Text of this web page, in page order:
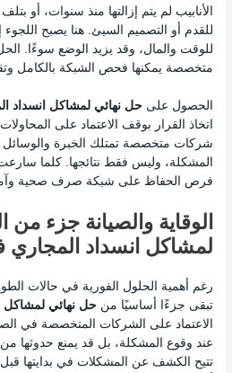
الأنابيب لم يتم إزالتها منذ سنوات، أو
للقدم أو التصميم السيئ. هنا يصبح
للوقت والمال، وقد يزيد الوضع سوءًا.
متخصصة يمكنها فحص الشبكة بالكامل
الحصول علىحل نهائي لمشاكل انسداد
اتخاذ القرار بوقف الاعتماد على
شركات متخصصة تمتلك الخبرة والوسائل
المشكلة، وليس فقط نتائجها. كلما
فرص الحفاظ على شبكة صرف صحية
الوقاية والصيانة جزء من
لمشاكل انسداد المجاري
رغم أهمية الحلول الفورية في حالات
تبقى جزءًا أساسيًا منحل نهائي لمشاكل
الاعتماد على الشركات المتخصصة في
عند وقوع المشكلة، بل قد يمنع حدوثها من
تتيح الكشف عن المشكلات في بدايتها